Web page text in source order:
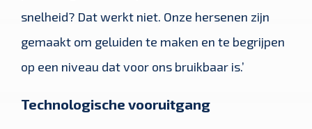
snelheid? Dat werkt niet. Onze hersenen zijn
gemaakt om geluiden te maken en te begrijpen
op een niveau dat voor ons bruikbaar is.’
Technologische vooruitgang